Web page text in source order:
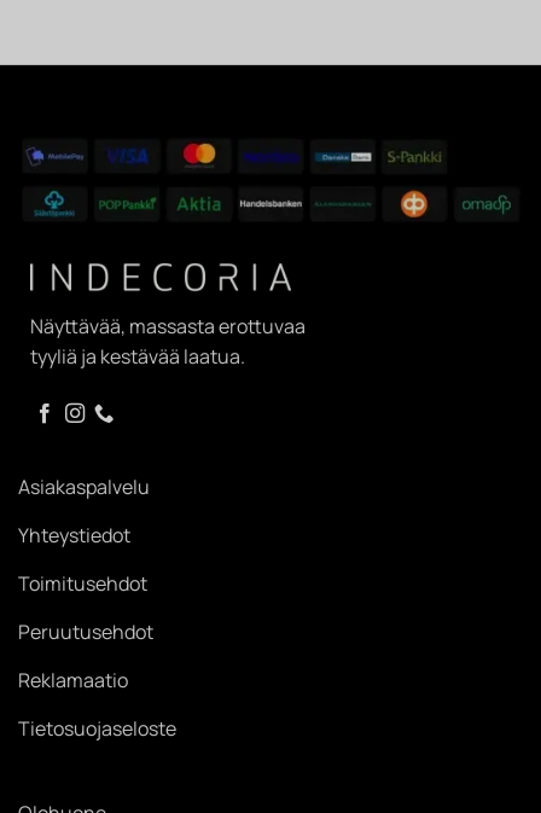
Näyttävää, massasta erottuvaa
tyyliä ja kestävää laatua.
Asiakaspalvelu
Yhteystiedot
Toimitusehdot
Peruutusehdot
Reklamaatio
Tietosuojaseloste